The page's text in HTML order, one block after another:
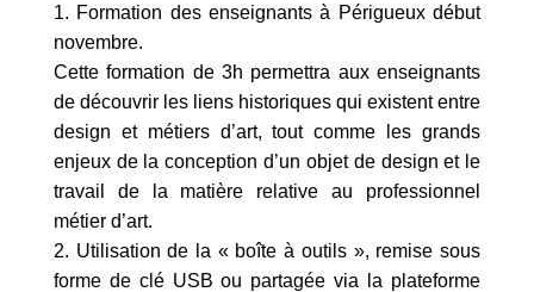
1. Formation des enseignants à Périgueux début
novembre.
Cette formation de 3h permettra aux enseignants
de découvrir les liens historiques qui existent entre
design et métiers d’art, tout comme les grands
enjeux de la conception d’un objet de design et le
travail de la matière relative au professionnel
métier d’art.
2. Utilisation de la « boîte à outils », remise sous
forme de clé USB ou partagée via la plateforme